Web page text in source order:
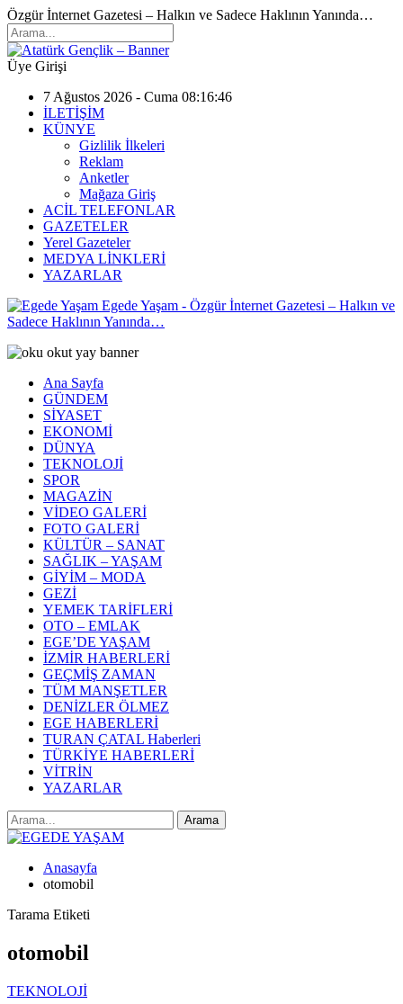
Özgür İnternet Gazetesi – Halkın ve Sadece Haklının Yanında…
Üye Girişi
7 Ağustos 2026 - Cuma 08:16:46
İLETİŞİM
KÜNYE
Gizlilik İlkeleri
Reklam
Anketler
Mağaza Giriş
ACİL TELEFONLAR
GAZETELER
Yerel Gazeteler
MEDYA LİNKLERİ
YAZARLAR
Egede Yaşam - Özgür İnternet Gazetesi – Halkın ve
Sadece Haklının Yanında…
Ana Sayfa
GÜNDEM
SİYASET
EKONOMİ
DÜNYA
TEKNOLOJİ
SPOR
MAGAZİN
VİDEO GALERİ
FOTO GALERİ
KÜLTÜR – SANAT
SAĞLIK – YAŞAM
GİYİM – MODA
GEZİ
YEMEK TARİFLERİ
OTO – EMLAK
EGE’DE YAŞAM
İZMİR HABERLERİ
GEÇMİŞ ZAMAN
TÜM MANŞETLER
DENİZLER ÖLMEZ
EGE HABERLERİ
TURAN ÇATAL Haberleri
TÜRKİYE HABERLERİ
VİTRİN
YAZARLAR
Anasayfa
otomobil
Tarama Etiketi
otomobil
TEKNOLOJİ